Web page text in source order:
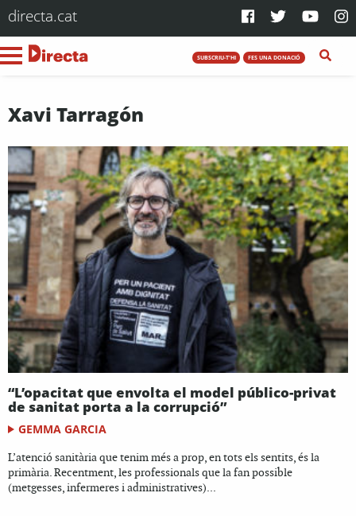
directa.cat
SUBSCRIU-T'HI FES UNA DONACIÓ
Xavi Tarragón
“L’opacitat que envolta el model público-privat
de sanitat porta a la corrupció”
GEMMA GARCIA
L’atenció sanitària que tenim més a prop, en tots els sentits, és la
primària. Recentment, les professionals que la fan possible
(metgesses, infermeres i administratives)...